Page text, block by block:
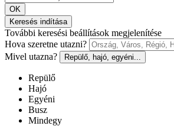
OK
Keresés indítása
További keresési beállítások megjelenítése
Hova szeretne utazni?
Mivel utazna?
Repülő, hajó, egyéni...
Repülő
Hajó
Egyéni
Busz
Mindegy